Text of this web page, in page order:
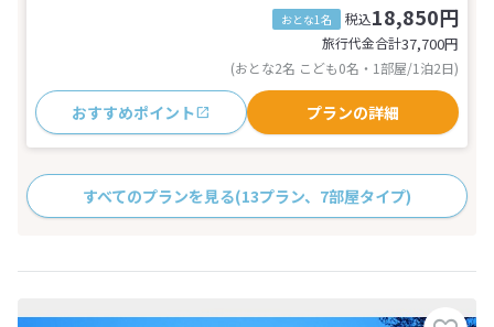
おとな1名 税込18,850円
旅行代金合計37,700円
(おとな2名 こども0名・1部屋/1泊2日)
おすすめポイント プランの詳細
すべてのプランを見る(13プラン、7部屋タイプ)